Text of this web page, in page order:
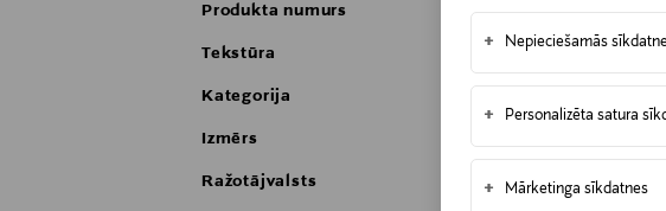
+ Nepieciešamās
+ Personalizēta satura
+ Mārketinga sīkdatnes
Produkta numurs
Tekstūra
Kategorija
Izmērs
Ražotājvalsts